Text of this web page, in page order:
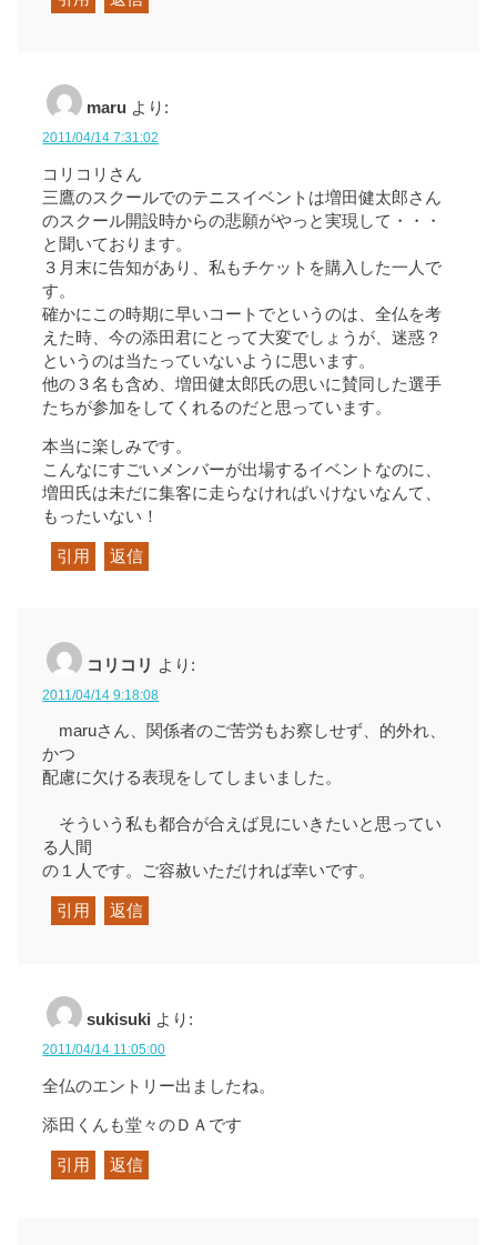
maru より:
2011/04/14 7:31:02
コリコリさん
三鷹のスクールでのテニスイベントは増田健太郎さん
のスクール開設時からの悲願がやっと実現して・・・
と聞いております。
３月末に告知があり、私もチケットを購入した一人で
す。
確かにこの時期に早いコートでというのは、全仏を考
えた時、今の添田君にとって大変でしょうが、迷惑？
というのは当たっていないように思います。
他の３名も含め、増田健太郎氏の思いに賛同した選手
たちが参加をしてくれるのだと思っています。
本当に楽しみです。
こんなにすごいメンバーが出場するイベントなのに、
増田氏は未だに集客に走らなければいけないなんて、
もったいない！
引用 返信
コリコリ より:
2011/04/14 9:18:08
maruさん、関係者のご苦労もお察しせず、的外れ、
かつ
配慮に欠ける表現をしてしまいました。
そういう私も都合が合えば見にいきたいと思ってい
る人間
の１人です。ご容赦いただければ幸いです。
引用 返信
sukisuki より:
2011/04/14 11:05:00
全仏のエントリー出ましたね。
添田くんも堂々のＤＡです
引用 返信